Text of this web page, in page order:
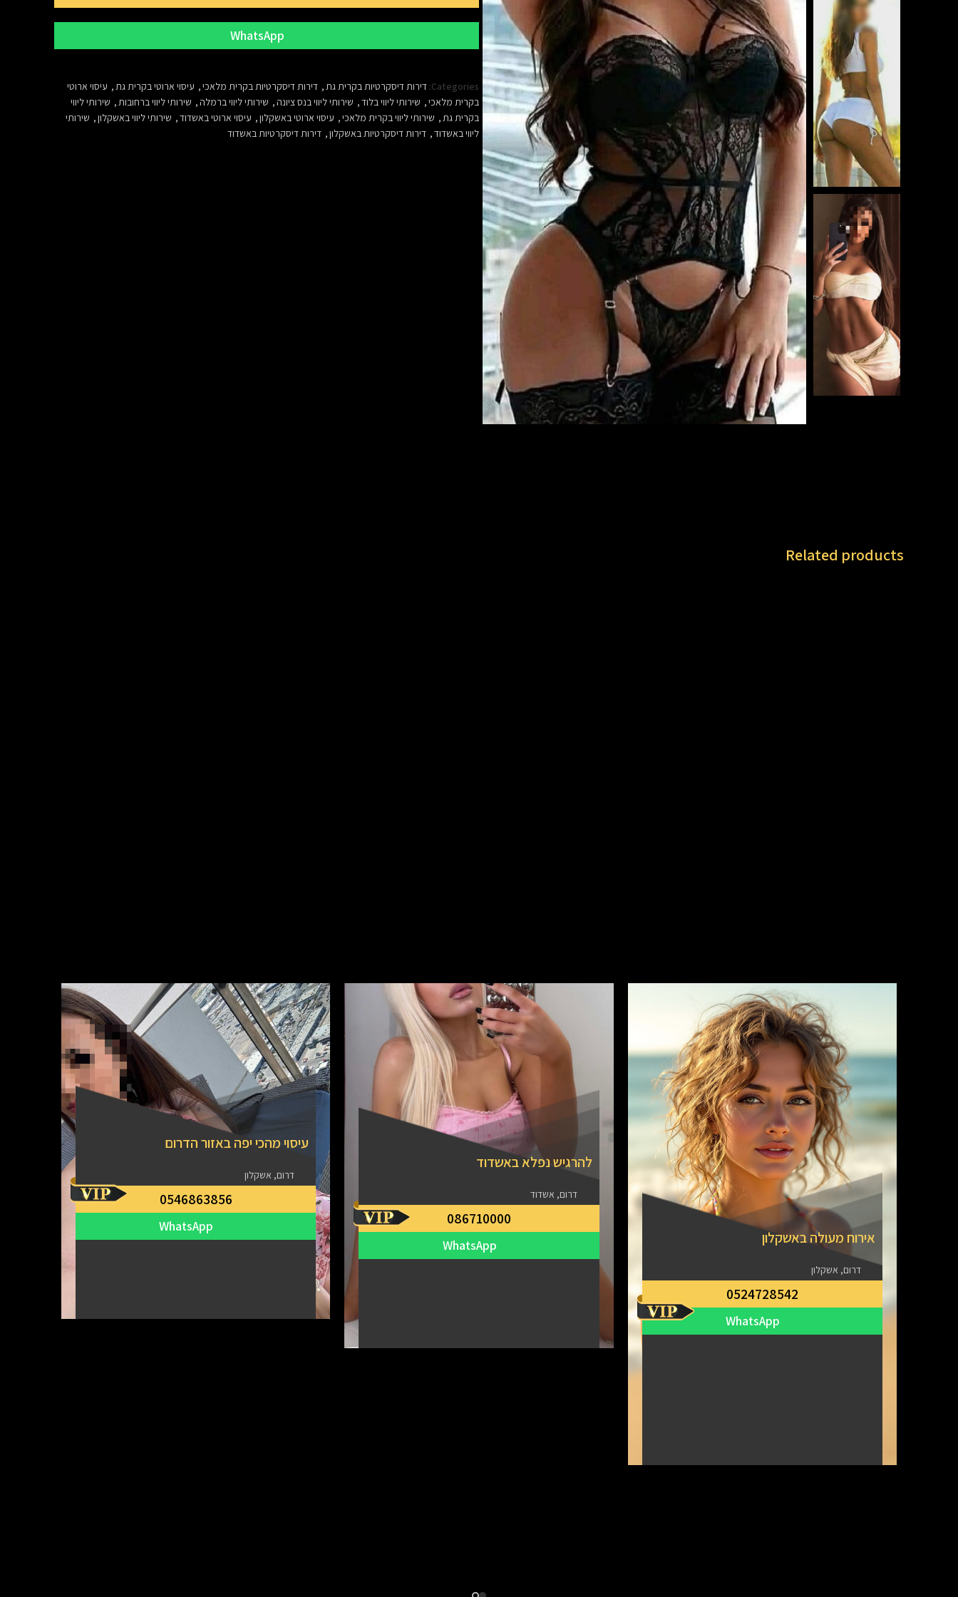
Categories: דירות דיסקרטיות בקרית גת, דירות דיסקרטיות בקרית מלאכי, עיסוי ארוטי בקרית גת, עיסוי ארוטי
בקרית מלאכי, שירותי ליווי בלוד, שירותי ליווי בנס ציונה, שירותי ליווי ברמלה, שירותי ליווי ברחובות, שירותי ליווי
בקרית גת, שירותי ליווי בקרית מלאכי, עיסוי ארוטי באשקלון, עיסוי ארוטי באשדוד, שירותי ליווי באשקלון, שירותי
ליווי באשדוד, דירות דיסקרטיות באשקלון, דירות דיסקרטיות באשדוד
Related products
אירוח מעולה באשקלון
דרום, אשקלון
0524728542
להרגיש נפלא באשדוד
דרום, אשדוד
086710000
עיסוי מהכי יפה באזור הדרום
דרום, אשקלון
0546863856